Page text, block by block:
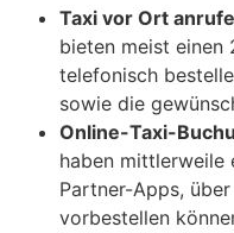
Taxi vor Ort
bieten meist einen
telefonisch
sowie die
Online-Taxi-
haben mittlerweile
Partner-Apps,
vorbestellen